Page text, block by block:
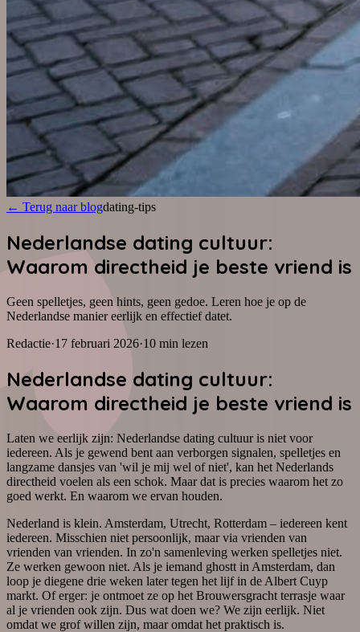
← Terug naar blogdating-tips
Nederlandse dating cultuur:
Waarom directheid je beste vriend is
Geen spelletjes, geen hints, geen gedoe. Leren hoe je op de
Nederlandse manier eerlijk en effectief datet.
Redactie·17 februari 2026·10 min lezen
Nederlandse dating cultuur:
Waarom directheid je beste vriend is
Laten we eerlijk zijn: Nederlandse dating cultuur is niet voor
iedereen. Als je gewend bent aan verborgen signalen, spelletjes en
langzame dansjes van 'wil je mij wel of niet', kan het Nederlands
directheid voelen als een schok. Maar dat is precies waarom het zo
goed werkt. En waarom we ervan houden.
Nederland is klein. Amsterdam, Utrecht, Rotterdam – iedereen kent
iedereen. Misschien niet persoonlijk, maar via vrienden van
vrienden van vrienden. In zo'n samenleving werken spelletjes niet.
Ze werken gewoon niet. Als je iemand ghostt in Amsterdam, dan
loop je diegene drie weken later tegen het lijf in de Albert Cuyp
markt. Of erger: je ontmoet ze op het Brouwersgracht terrasje waar
al je vrienden ook zijn. Dus wat doen we? We zijn eerlijk. Niet
omdat we grof willen zijn, maar omdat het praktisch is.